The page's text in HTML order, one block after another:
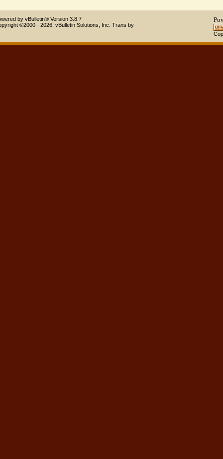
Powered by vBulletin® Version 3.8.7
Copyright ©2000 - 2026, vBulletin Solutions, Inc.Trans by